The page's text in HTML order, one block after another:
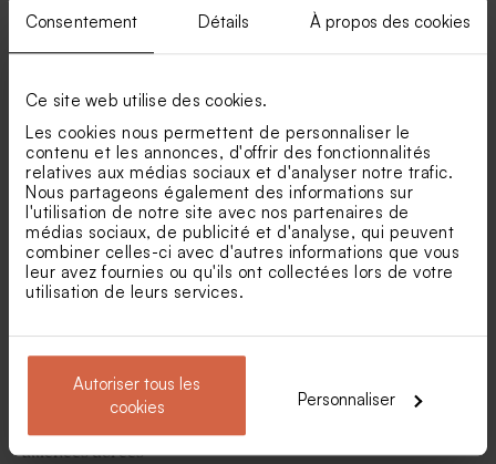
Consentement Détails À propos des cookies
Ce site web utilise des cookies.
Les cookies nous permettent de personnaliser le
contenu et les annonces, d'offrir des fonctionnalités
relatives aux médias sociaux et d'analyser notre trafic.
Nous partageons également des informations sur
l'utilisation de notre site avec nos partenaires de
médias sociaux, de publicité et d'analyse, qui peuvent
combiner celles-ci avec d'autres informations que vous
leur avez fournies ou qu'ils ont collectées lors de votre
utilisation de leurs services.
Autoriser tous les
cookies
Personnaliser
Etui à dragées black and
white
Etui à dragées mariage
l'élégance minimaliste et
dorure
Etui à dragées mariage
minimaliste terracota et
alliences dorées
Nouveautés
billet vers le bonheur